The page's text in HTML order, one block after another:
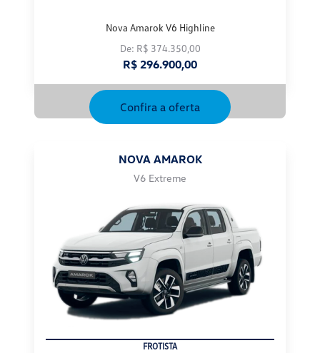
Nova Amarok V6 Highline
De: R$ 374.350,00
R$ 296.900,00
Confira a oferta
NOVA AMAROK
V6 Extreme
PRODUTOR RURAL